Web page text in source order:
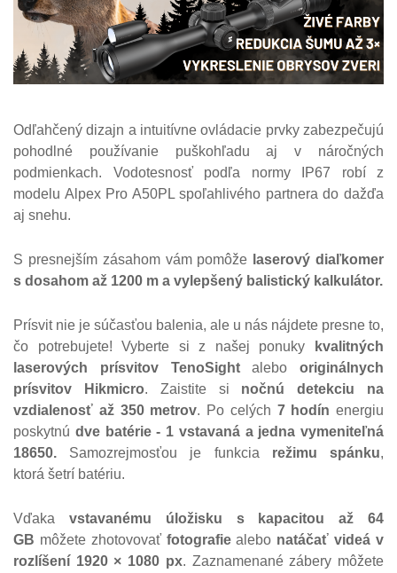
Odľahčený dizajn a intuitívne ovládacie prvky zabezpečujú
pohodlné používanie puškohľadu aj v náročných
podmienkach. Vodotesnosť podľa normy IP67 robí z
modelu Alpex Pro A50PL spoľahlivého partnera do dažďa
aj snehu.
S presnejším zásahom vám pomôže laserový diaľkomer
s dosahom až 1200 m a vylepšený balistický kalkulátor.
Prísvit nie je súčasťou balenia, ale u nás nájdete presne to,
čo potrebujete! Vyberte si z našej ponuky
kvalitných
laserových prísvitov TenoSightalebo originálnych
prísvitov Hikmicro. Zaistite si nočnú detekciu na
vzdialenosť až 350 metrov. Po celých 7 hodín energiu
poskytnú dve batérie - 1 vstavaná a jedna vymeniteľná
18650. Samozrejmosťou je funkcia režimu spánku,
ktorá šetrí batériu.
Vďaka vstavanému úložisku
s kapacitou až 64
GB môžete zhotovovať fotografiealebo natáčať videá v
rozlíšení 1920 × 1080 px. Zaznamenané zábery môžete